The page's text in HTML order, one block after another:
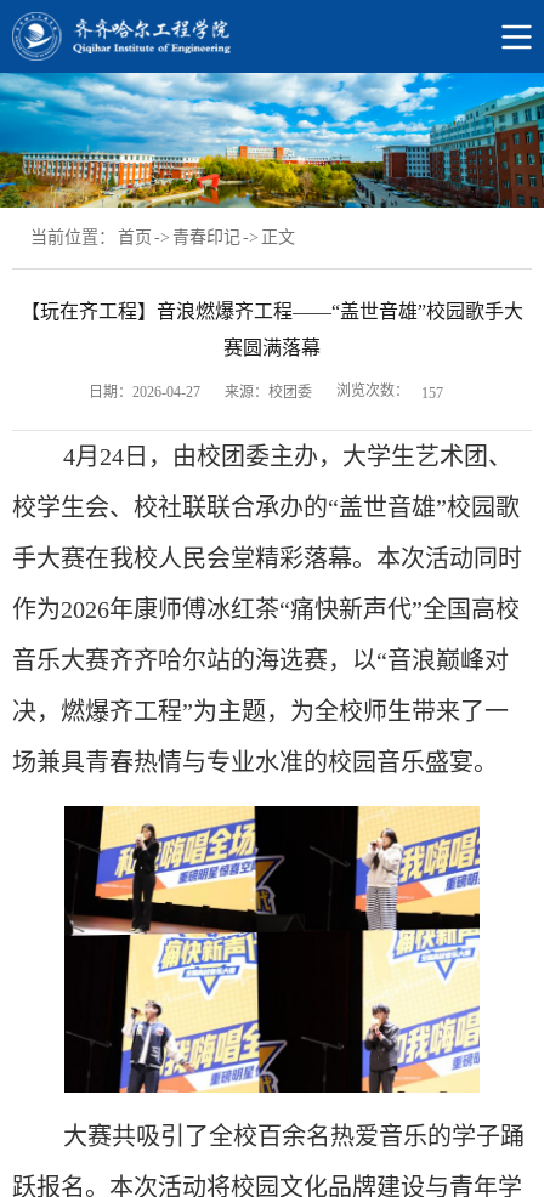
当前位置： 首页 -> 青春印记-> 正文
【玩在齐工程】音浪燃爆齐工程——“盖世音雄”校园歌手大
赛圆满落幕
日期：2026-04-27 来源：校团委 浏览次数： 157
4月24日，由校团委主办，大学生艺术团、
校学生会、校社联联合承办的“盖世音雄”校园歌
手大赛在我校人民会堂精彩落幕。本次活动同时
作为2026年康师傅冰红茶“痛快新声代”全国高校
音乐大赛齐齐哈尔站的海选赛，以“音浪巅峰对
决，燃爆齐工程”为主题，为全校师生带来了一
场兼具青春热情与专业水准的校园音乐盛宴。
大赛共吸引了全校百余名热爱音乐的学子踊
跃报名。本次活动将校园文化品牌建设与青年学